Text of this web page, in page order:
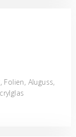
Aluguss,